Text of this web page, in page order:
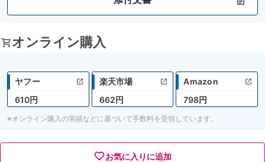
オンライン購入
ヤフー
610円
楽天市場
662円
Amazon
798円
※オンライン購入の実績などに基づいて手数料を受領しています。
お気に入りに追加